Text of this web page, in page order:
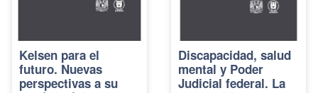
Kelsen para el
futuro. Nuevas
perspectivas a su
Discapacidad, salud
mental y Poder
Judicial federal. La